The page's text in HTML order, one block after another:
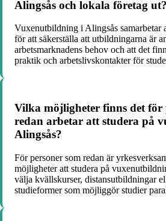
Alingsås och lokala företag ut?
Vuxenutbildning i Alingsås samarbetar
för att säkerställa att utbildningarna är
arbetsmarknadens behov och att det
praktik och arbetslivskontakter för
Vilka möjligheter finns det för
redan arbetar att studera på
Alingsås?
För personer som redan är
möjligheter att studera på
välja kvällskurser, distansutbildningar
studieformer som möjliggör studier